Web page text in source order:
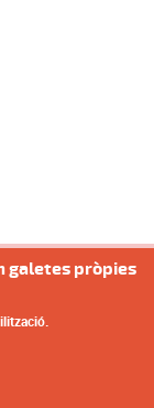
galetes pròpies